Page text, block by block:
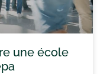
une école